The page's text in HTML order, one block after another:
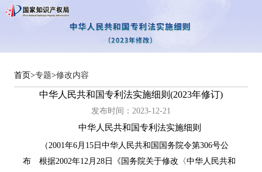
首页>专题>修改内容
中华人民共和国专利法实施细则(2023年修订)
发布时间：2023-12-21
中华人民共和国专利法实施细则
（2001年6月15日中华人民共和国国务院令第306号公
布 根据2002年12月28日《国务院关于修改〈中华人民共和